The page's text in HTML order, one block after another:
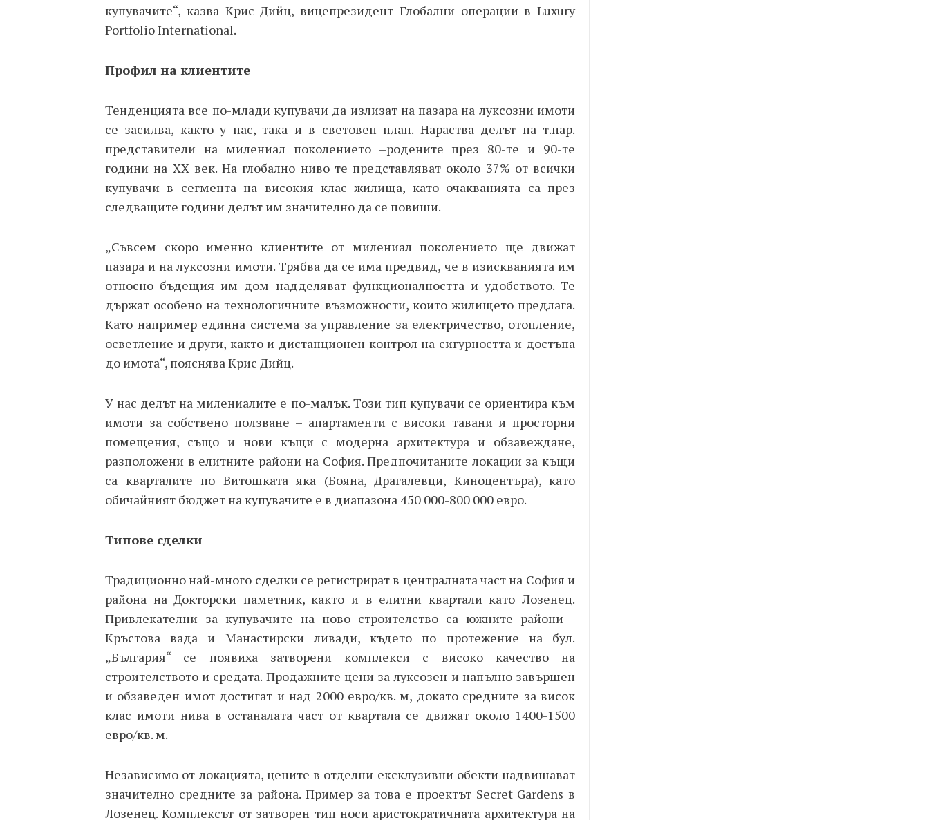
купувачите“, казва Крис Дийц, вицепрезидент Глобални операции в Luxury
Portfolio International.
Профил на клиентите
Тенденцията все по-млади купувачи да излизат на пазара на луксозни имоти
се засилва, както у нас, така и в световен план. Нараства делът на т.нар.
представители на милениал поколението –родените през 80-те и 90-те
години на XX век. На глобално ниво те представляват около 37% от всички
купувачи в сегмента на високия клас жилища, като очакванията са през
следващите години делът им значително да се повиши.
„Съвсем скоро именно клиентите от милениал поколението ще движат
пазара и на луксозни имоти. Трябва да се има предвид, че в изискванията им
относно бъдещия им дом надделяват функционалността и удобството. Те
държат особено на технологичните възможности, които жилището предлага.
Като например единна система за управление за електричество, отопление,
осветление и други, както и дистанционен контрол на сигурността и достъпа
до имота“, пояснява Крис Дийц.
У нас делът на милениалите е по-малък. Този тип купувачи се ориентира към
имоти за собствено ползване – апартаменти с високи тавани и просторни
помещения, също и нови къщи с модерна архитектура и обзавеждане,
разположени в елитните райони на София. Предпочитаните локации за къщи
са кварталите по Витошката яка (Бояна, Драгалевци, Киноцентъра), като
обичайният бюджет на купувачите е в диапазона 450 000-800 000 евро.
Типове сделки
Традиционно най-много сделки се регистрират в централната част на София и
района на Докторски паметник, както и в елитни квартали като Лозенец.
Привлекателни за купувачите на ново строителство са южните райони -
Кръстова вада и Манастирски ливади, където по протежение на бул.
„България“ се появиха затворени комплекси с високо качество на
строителството и средата. Продажните цени за луксозен и напълно завършен
и обзаведен имот достигат и над 2000 евро/кв. м, докато средните за висок
клас имоти нива в останалата част от квартала се движат около 1400-1500
евро/кв. м.
Независимо от локацията, цените в отделни ексклузивни обекти надвишават
значително средните за района. Пример за това е проектът Secret Gardens в
Лозенец. Комплексът от затворен тип носи аристократичната архитектура на